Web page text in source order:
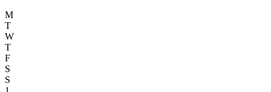
M
T
W
T
F
S
S